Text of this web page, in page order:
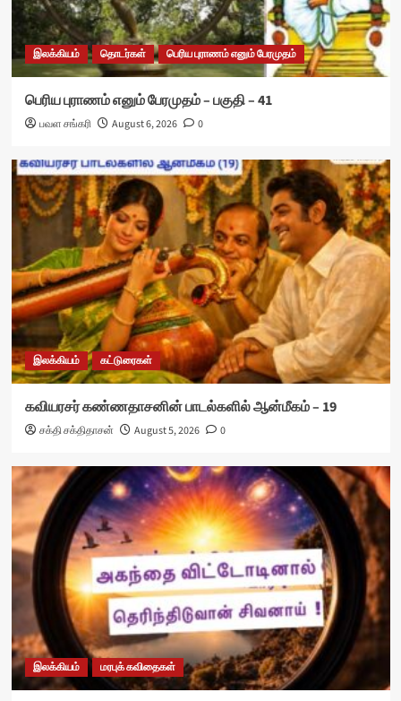
இலக்கியம் தொடர்கள் பெரிய புராணம் எனும் பேரமுதம்
பெரிய புராணம் எனும் பேரமுதம் – பகுதி – 41
பவள சங்கரி August 6, 2026 0
இலக்கியம் கட்டுரைகள்
கவியரசர் கண்ணதாசனின் பாடல்களில் ஆன்மீகம் – 19
சக்தி சக்திதாசன் August 5, 2026 0
இலக்கியம் மரபுக் கவிதைகள்